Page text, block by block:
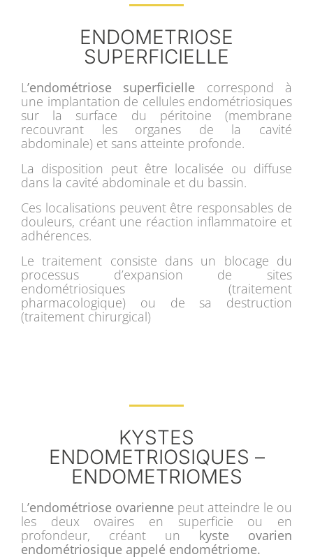
ENDOMETRIOSE
SUPERFICIELLE
L’endométriose superficielle correspond à
une implantation de cellules endométriosiques
sur la surface du péritoine (membrane
recouvrant les organes de la cavité
abdominale) et sans atteinte profonde.
La disposition peut être localisée ou diffuse
dans la cavité abdominale et du bassin.
Ces localisations peuvent être responsables de
douleurs, créant une réaction inflammatoire et
adhérences.
Le traitement consiste dans un blocage du
processus d’expansion de sites
endométriosiques (traitement
pharmacologique) ou de sa destruction
(traitement chirurgical)
KYSTES
ENDOMETRIOSIQUES –
ENDOMETRIOMES
L’endométriose ovarienne peut atteindre le ou
les deux ovaires en superficie ou en
profondeur, créant un kyste ovarien
endométriosique appelé endométriome.